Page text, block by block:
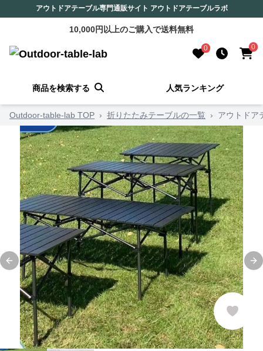
アウトドアテーブル専門通販サイト アウトドアテーブルラボ
10,000円以上のご購入で送料無料
0 0
商品を検索する 人気ランキング
Outdoor-table-lab TOP › 折りたたみテーブルの一覧 › アウトドア
Previous slide